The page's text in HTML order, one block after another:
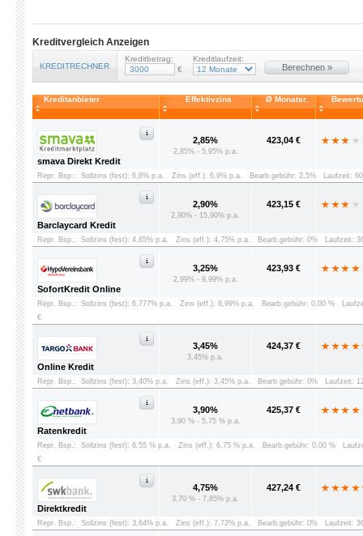
Kreditvergleich Anzeigen
KREDITRECHNER
Kreditbetrag:
€
Kreditlaufzeit:
Berechnen »
Kreditanbieter Effektivzins Ø Monatsr.
smava Direkt Kredit
2,85%
2,85% - 5,95% p.a.
423,04 €
Repr. Bsp.: Sollzins (fest): 6,8% p.a. Zins (eff.): 6,9% p.a. Bearb.gebühr: 2,5% Laufzeit:
Barclaycard Kredit
2,90%
2,90% - 15,90% p.a.
423,15 €
Repr. Bsp.: Sollzins (fest): 4,65% p.a. Zins (eff.): 4,75% p.a. Bearb.gebühr: 0% Laufzeit:
SofortKredit Online
3,25%
2,99% - 9,99% p.a.
423,93 €
Repr. Bsp.: Sollzins (fest): 6,777% p.a. Zins (eff.): 6,99% p.a. Bearb.gebühr: 0,00 %
€
Online Kredit
3,45%
3,45% p.a.
424,37 €
Repr. Bsp.: Sollzins (fest): 3,40% p.a. Zins (eff.): 3,45% p.a. Bearb.gebühr: 0% Laufzeit:
Ratenkredit
3,90%
3,90 % - 5,75 % p.a.
425,37 €
Repr. Bsp.: Sollzins (fest): 6,55 % p.a. Zins (eff.): 6,75 % p.a. Bearb.gebühr: 0,00 %
€
Direktkredit
4,75%
3,70 % - 7,85% p.a.
427,24 €
Repr. Bsp.: Sollzins (fest): 3,64% p.a. Zins (eff.): 7,72% p.a. Bearb.gebühr: 0% Laufzeit: